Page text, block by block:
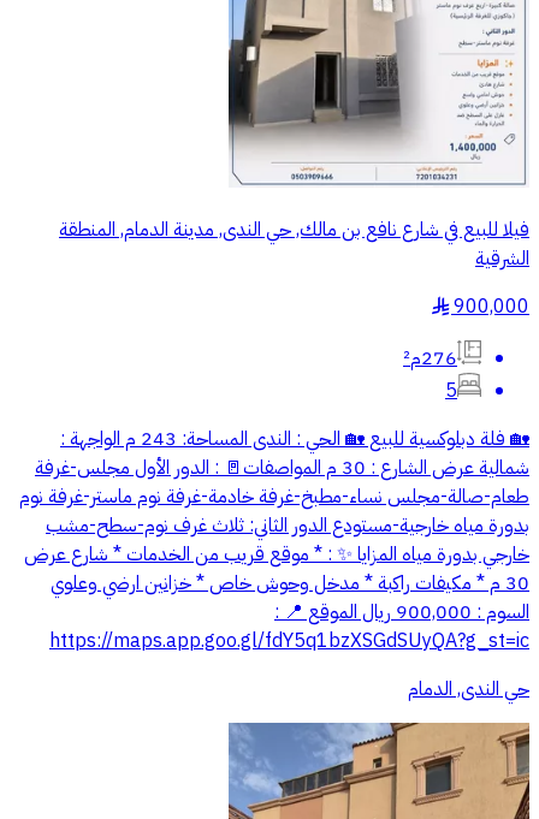
فيلا للبيع في شارع نافع بن مالك, حي الندى, مدينة الدمام, المنطقة
الشرقية
900,000
§
276م²
5
🏡 فلة دبلوكسية للبيع 🏡 الحي : الندى المساحة: 243 م الواجهة :
شمالية عرض الشارع : 30 م المواصفات🚪 : الدور الأول مجلس-غرفة
طعام-صالة-مجلس نساء-مطبخ-غرفة خادمة-غرفة نوم ماستر-غرفة نوم
بدورة مياه خارجية-مستودع الدور الثاني: ثلاث غرف نوم-سطح-مشب
خارجي بدورة مياه المزايا ✨ : * موقع قريب من الخدمات * شارع عرض
30 م * مكيفات راكبة * مدخل وحوش خاص * خزانين ارضي وعلوي
السوم : 900,000 ريال الموقع 📍 :
https://maps.app.goo.gl/fdY5q1bzXSGdSUyQA?g_st=ic
حي الندى, الدمام